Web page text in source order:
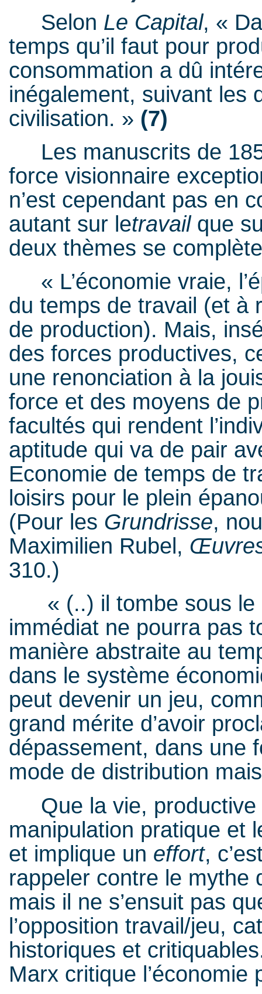
Selon Le Capital, «
temps qu’il faut pour
consommation a dû
inégalement, suivant les
civilisation. » (7)
Les manuscrits de
force visionnaire
n’est cependant pas en
autant sur letravail que
deux thèmes se
« L’économie vraie,
du temps de travail (et à
de production). Mais,
des forces productives,
une renonciation à la
force et des moyens de
facultés qui rendent
aptitude qui va de pair
Economie de temps de
loisirs pour le plein
(Pour les Grundrisse,
Maximilien Rubel,
310.)
« (..) il tombe sous le
immédiat ne pourra pas
manière abstraite au
dans le système
peut devenir un jeu,
grand mérite d’avoir
dépassement, dans une
mode de distribution
Que la vie, productive
manipulation pratique et
et implique un effort,
rappeler contre le mythe
mais il ne s’ensuit pas
l’opposition travail/jeu,
historiques et
Marx critique